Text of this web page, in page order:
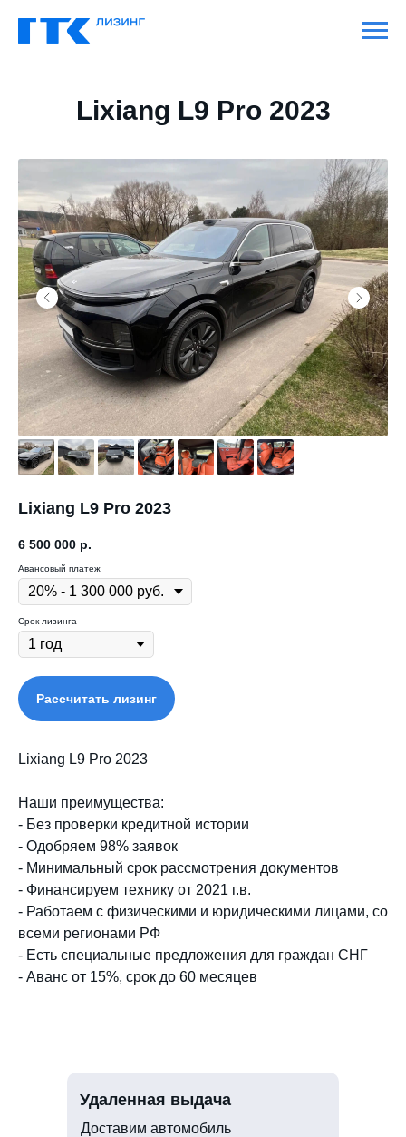
Lixiang L9 Pro 2023
Lixiang L9 Pro 2023
6 500 000 р.
Авансовый платеж
Срок лизинга
Рассчитать лизинг
Lixiang L9 Pro 2023
Наши преимущества:
- Без проверки кредитной истории
- Одобряем 98% заявок
- Минимальный срок рассмотрения документов
- Финансируем технику от 2021 г.в.
- Работаем с физическими и юридическими лицами, со
всеми регионами РФ
- Есть специальные предложения для граждан СНГ
- Аванс от 15%, срок до 60 месяцев
Доставим автомобиль
Удаленная выдача